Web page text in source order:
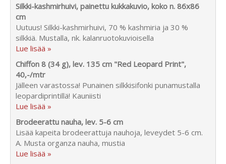
Silkki-kashmirhuivi, painettu kukkakuvio, koko n. 86x86
cm
Uutuus! Silkki-kashmirhuivi, 70 % kashmiria ja 30 %
silkkiä. Mustalla, nk. kalanruotokuvioisella
Lue lisää »
Chiffon 8 (34 g), lev. 135 cm "Red Leopard Print",
40,-/mtr
Jälleen varastossa! Punainen silkkisifonki punamustalla
leopardiprintillä! Kauniisti
Lue lisää »
Brodeerattu nauha, lev. 5-6 cm
Lisää kapeita brodeerattuja nauhoja, leveydet 5-6 cm.
A. Musta organza nauha, mustia
Lue lisää »